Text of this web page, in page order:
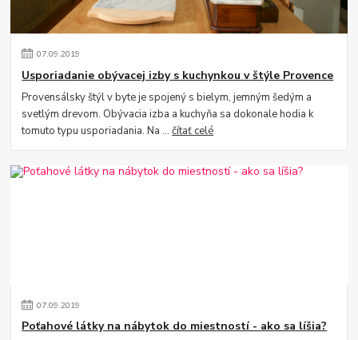
07.09.2019
Usporiadanie obývacej izby s kuchynkou v štýle Provence
Provensálsky štýl v byte je spojený s bielym, jemným šedým a
svetlým drevom. Obývacia izba a kuchyňa sa dokonale hodia k
tomuto typu usporiadania. Na ...čítať celé
07.09.2019
Poťahové látky na nábytok do miestností - ako sa líšia?